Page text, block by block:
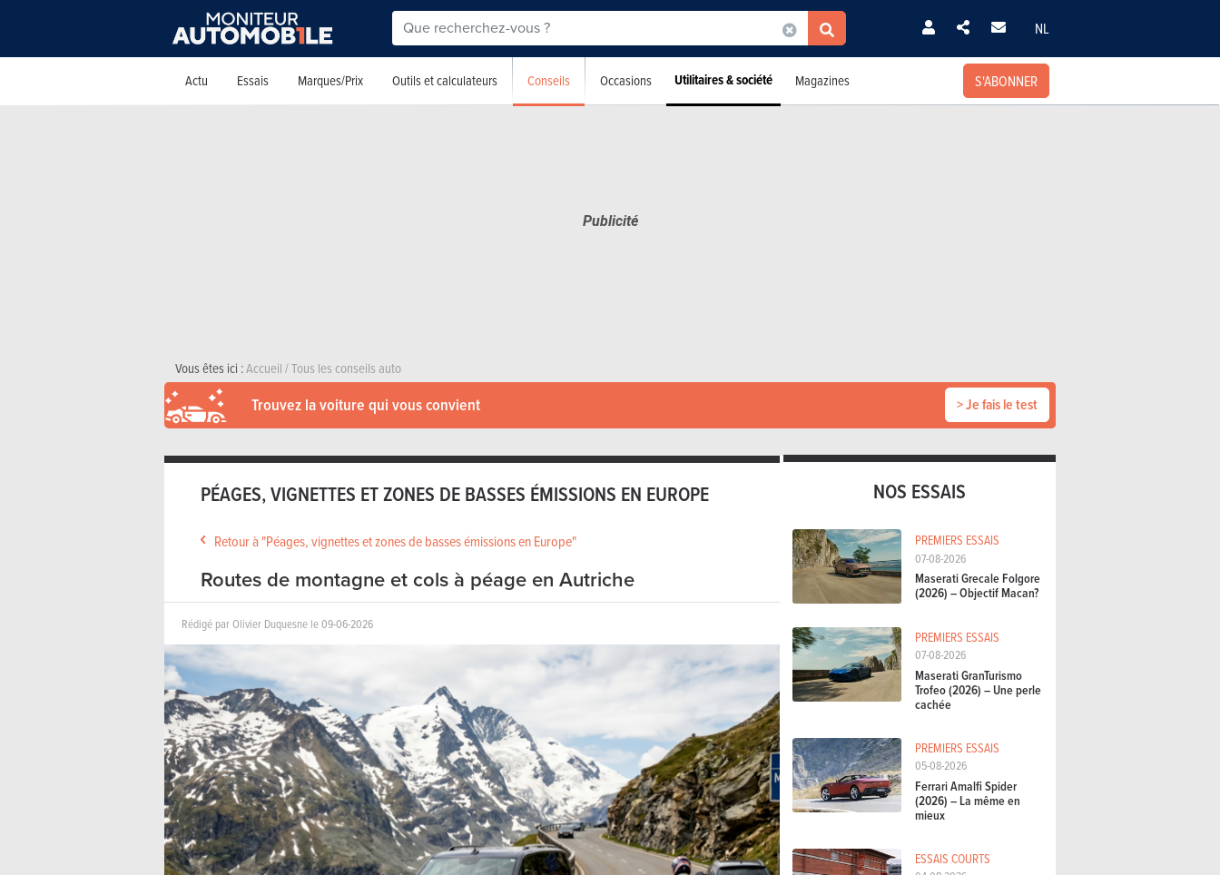
NL
Actu Essais Marques/Prix Outils et calculateurs Conseils Occasions Utilitaires & société Magazines S'ABONNER
Vous êtes ici :Accueil/Tous les conseils auto
Trouvez la voiture qui vous convient > Je fais le test
PÉAGES, VIGNETTES ET ZONES DE BASSES ÉMISSIONS EN EUROPE
Retour à "Péages, vignettes et zones de basses émissions en Europe"
Routes de montagne et cols à péage en Autriche
Rédigé par Olivier Duquesne le 09-06-2026
NOS ESSAIS
PREMIERS ESSAIS
07-08-2026
Maserati Grecale Folgore
(2026) – Objectif Macan?
PREMIERS ESSAIS
07-08-2026
Maserati GranTurismo
Trofeo (2026) – Une perle
cachée
PREMIERS ESSAIS
05-08-2026
Ferrari Amalfi Spider
(2026) – La même en
mieux
ESSAIS COURTS